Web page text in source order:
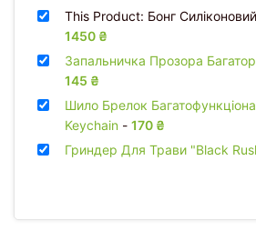
This Product: Бонг
1450 ₴
Запальничка Прозора
145 ₴
Шило Брелок
Keychain - 170 ₴
Гриндер Для Трави "Black